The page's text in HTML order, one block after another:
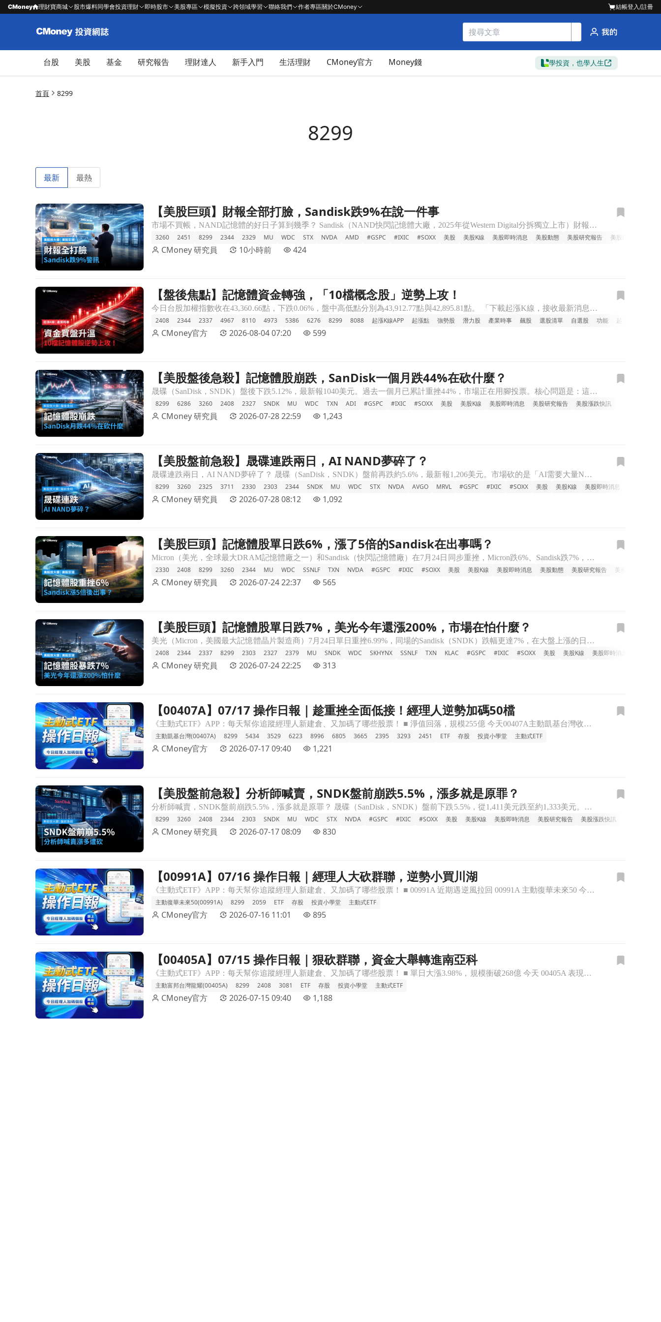
CMoney 理財寶商城 股市爆料同學會投資理財 即時股市 美股專區 模擬投資 跨領域學習 聯絡我們 作者專區關於CMoney 結帳登入/註冊
台股 美股 基金 研究報告 理財達人 新手入門 生活理財 CMoney官方 Money錢 學投資，也學人生
首頁 8299
8299
最新 最熱
前往【美股巨頭】財報全部打臉，Sandisk跌9%在說一件事文章頁【美股巨頭】財報全部打臉，Sandisk跌9%在說一件事
市場不買帳，NAND記憶體的好日子算到幾季？ Sandisk（NAND快閃記憶體大廠，2025年從Western Digital分拆獨立上市）財報數字全面超標，股價卻在盤前重跌9%。Western D
3260
2451 8299 2344 2329 MU WDC STX NVDA AMD #GSPC #IXIC #SOXX 美股 美股K線 美股即時消息 美股動態 美股研究報告 美股巨頭
CMoney 研究員 10小時前 424
前往【盤後焦點】記憶體資金轉強，「10檔概念股」逆勢上攻！文章頁【盤後焦點】記憶體資金轉強，「10檔概念股」逆勢上攻！
今日台股加權指數收在43,360.66點，下跌0.06%，盤中高低點分別為43,912.77點與42,895.81點。 「下載起漲K線，接收最新消息」 值得注意的是，在權值股走弱的背景下，資金轉向具題
2408
2344 2337 4967 8110 4973 5386 6276 8299 8088 起漲K線APP 起漲點 強勢股 潛力股 產業時事 飆股 選股清單 自選股 功能 起漲
CMoney官方 2026-08-04 07:20 599
前往【美股盤後急殺】記憶體股崩跌，SanDisk一個月跌44%在砍什麼？文章頁
【美股盤後急殺】記憶體股崩跌，SanDisk一個月跌44%在砍什麼？
晟碟（SanDisk，SNDK）盤後下跌5.12%，最新報1040美元。過去一個月已累計重挫44%，市場正在用腳投票。核心問題是：這波跌勢到底反映的是短期情緒，還是記憶體產業真的出了問題？ 記憶體週期
8299
6286 3260 2408 2327 SNDK MU WDC TXN ADI #GSPC #IXIC #SOXX 美股 美股K線 美股即時消息 美股研究報告 美股漲跌快訊
CMoney 研究員 2026-07-28 22:59 1,243
前往【美股盤前急殺】晟碟連跌兩日，AI NAND夢碎了？文章頁【美股盤前急殺】晟碟連跌兩日，AI NAND夢碎了？
晟碟連跌兩日，AI NAND夢碎了？ 晟碟（SanDisk，SNDK）盤前再跌約5.6%，最新報1,206美元。市場砍的是「AI需要大量NAND」這個核心假設正在鬆動。這家公司的故事還成立嗎？ 連跌是
8299
3260 2325 3711 2330 2303 2344 SNDK MU WDC STX NVDA AVGO MRVL #GSPC #IXIC #SOXX 美股 美股K線 美股即時消息
CMoney 研究員 2026-07-28 08:12 1,092
前往【美股巨頭】記憶體股單日跌6%，漲了5倍的Sandisk在出事嗎？文章頁
【美股巨頭】記憶體股單日跌6%，漲了5倍的Sandisk在出事嗎？
Micron（美光，全球最大DRAM記憶體廠之一）和Sandisk（快閃記憶體廠）在7月24日同步重挫，Micron跌6%、Sandisk跌7%，而同一天S&P 500大盤卻是上漲的。 逆勢下跌代表有
2330
2408 8299 3260 2344 MU WDC SSNLF TXN NVDA #GSPC #IXIC #SOXX 美股 美股K線 美股即時消息 美股動態 美股研究報告 美股巨頭
CMoney 研究員 2026-07-24 22:37 565
前往【美股巨頭】記憶體股單日跌7%，美光今年還漲200%，市場在怕什麼？文章頁
【美股巨頭】記憶體股單日跌7%，美光今年還漲200%，市場在怕什麼？
美光（Micron，美國最大記憶體晶片製造商）7月24日單日重挫6.99%，同場的Sandisk（SNDK）跌幅更達7%，在大盤上漲的日子裡反向下殺。這種「好日子突然跌」的走法，往往不是壞消息，而是市
2408
2344 2337 8299 2303 2327 2379 MU SNDK WDC SKHYNX SSNLF TXN KLAC #GSPC #IXIC #SOXX 美股 美股K線 美股即時消息
CMoney 研究員 2026-07-24 22:25 313
前往【00407A】07/17 操作日報｜趁重挫全面低接！經理人逆勢加碼50檔文章頁
【00407A】07/17 操作日報｜趁重挫全面低接！經理人逆勢加碼50檔
《主動式ETF》APP：每天幫你追蹤經理人新建倉、又加碼了哪些股票！ ■ 淨值回落，規模255億 今天00407A主動凱基台灣收在8.58元，單日重挫6.94%，近一週跌幅來到8.9%，成立以來總報酬
主動凱基台灣(00407A)
8299 5434 3529 6223 8996 6805 3665 2395 3293 2451 ETF 存股 投資小學堂 主動式ETF
CMoney官方 2026-07-17 09:40 1,221
前往【美股盤前急殺】分析師喊賣，SNDK盤前崩跌5.5%，漲多就是原罪？文章頁
【美股盤前急殺】分析師喊賣，SNDK盤前崩跌5.5%，漲多就是原罪？
分析師喊賣，SNDK盤前崩跌5.5%，漲多就是原罪？ 晟碟（SanDisk，SNDK）盤前下跌5.5%，從1,411美元跌至約1,333美元。導火線是Seeking Alpha分析師Gary Alex
8299
3260 2408 2344 2303 SNDK MU WDC STX NVDA #GSPC #IXIC #SOXX 美股 美股K線 美股即時消息 美股研究報告 美股漲跌快訊
CMoney 研究員 2026-07-17 08:09 830
前往【00991A】07/16 操作日報｜經理人大砍群聯，逆勢小買川湖文章頁
【00991A】07/16 操作日報｜經理人大砍群聯，逆勢小買川湖
《主動式ETF》APP：每天幫你追蹤經理人新建倉、又加碼了哪些股票！ ■ 00991A 近期遇逆風拉回 00991A 主動復華未來50 今天收在 18.53 元，單日下跌 3.14%。最近盤面波動比較
主動復華未來50(00991A)
8299 2059 ETF 存股 投資小學堂 主動式ETF
CMoney官方 2026-07-16 11:01 895
前往【00405A】07/15 操作日報｜狠砍群聯，資金大舉轉進南亞科文章頁
【00405A】07/15 操作日報｜狠砍群聯，資金大舉轉進南亞科
《主動式ETF》APP：每天幫你追蹤經理人新建倉、又加碼了哪些股票！ ■ 單日大漲3.98%，規模衝破268億 今天 00405A 表現非常有感，單日直接繳出 3.98% 的大漲行情，收在 8.62
主動富邦台灣龍耀(00405A)
8299 2408 3081 ETF 存股 投資小學堂 主動式ETF
CMoney官方 2026-07-15 09:40 1,188